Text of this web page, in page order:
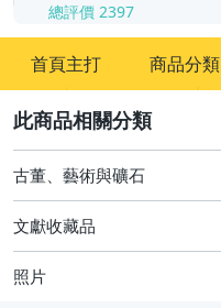
總評價 2397
首頁主打 商品分類
圖書/影音/文具
古董、藝術與礦石
偶像、球員卡與郵幣
古董、藝術與礦石
文獻收藏品
照片